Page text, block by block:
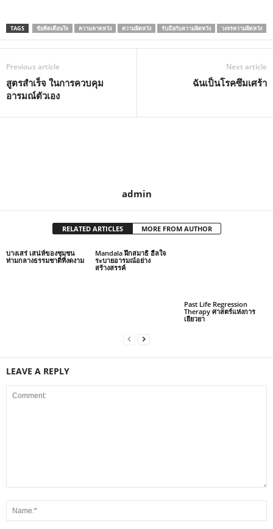
TAGS ข้อคิดเตือนใจ ความคาดหวัง ความผิดหวัง รับมือกับความผิดหวัง วงจรความผิดหวัง
Previous article
สูตรสำเร็จ ในการควบคุม
อารมณ์ตัวเอง
Next article
ฉันเป็นโรคซึมเศร้า
admin
RELATED ARTICLES MORE FROM AUTHOR
บางเสร่ เสน่ห์ของชุมชน
ท่ามกลางธรรมชาติที่งดงาม
Mandala ฝึกสมาธิ ฮีลใจ
ระบายอารมณ์อย่าง
สร้างสรรค์
Past Life Regression
Therapy ศาสตร์แห่งการ
เยียวยา
LEAVE A REPLY